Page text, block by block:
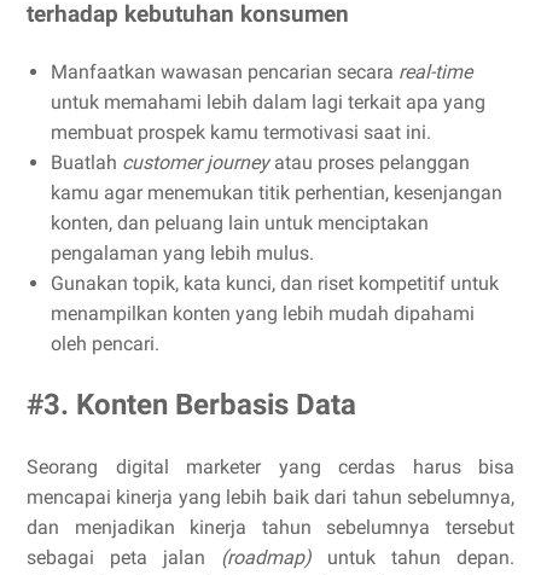
terhadap kebutuhan konsumen
Manfaatkan wawasan pencarian secara real-time
untuk memahami lebih dalam lagi terkait apa yang
membuat prospek kamu termotivasi saat ini.
Buatlah customer journeyatau proses pelanggan
kamu agar menemukan titik perhentian, kesenjangan
konten, dan peluang lain untuk menciptakan
pengalaman yang lebih mulus.
Gunakan topik, kata kunci, dan riset kompetitif untuk
menampilkan konten yang lebih mudah dipahami
oleh pencari.
#3. Konten Berbasis Data
Seorang digital marketer yang cerdas harus bisa
mencapai kinerja yang lebih baik dari tahun sebelumnya,
dan menjadikan kinerja tahun sebelumnya tersebut
sebagai peta jalan (roadmap) untuk tahun depan.